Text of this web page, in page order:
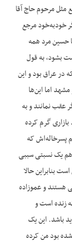
مرحوم حاج آقا
خودبه‌خود مرجع
حسین مرد همه
بشود، به قول
عراق بود و این
اما این‌ها
عقب نمانند و به
گرم کرده
پسرخاله‌اش که
یک نسبتی سببی
بنابراین حالا
هستند و عموزاده
زنده است و
باشد. این یک
بود من کرده